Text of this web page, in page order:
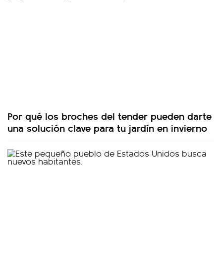
Por qué los broches del tender pueden darte
una solución clave para tu jardín en invierno